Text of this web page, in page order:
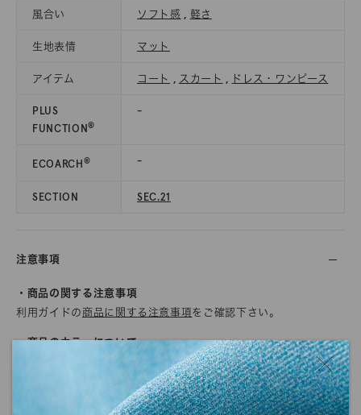
風合い ソフト感 , 軽さ
生地表情 マット
アイテム コート , スカート , ドレス・ワンピース
PLUS
FUNCTION®
-
ECOARCH® -
SECTION SEC.21
注意事項
・商品の関する注意事項
利用ガイドの商品に関する注意事項をご確認下さい。
・商品のカラーについて
商品写真につきましては、できる限り実物のカラーに近くなるよ
うに努めていますが、ご使用されているモニターや環境により、
実物と色の見え方が若干異なる場合がございます。